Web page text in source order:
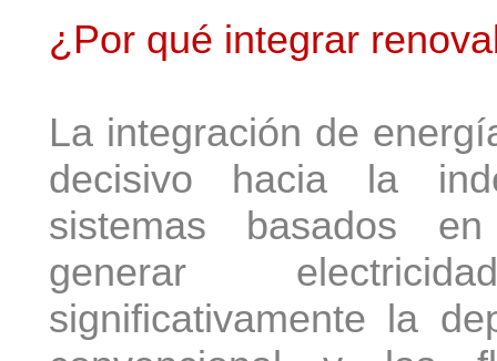
¿Por qué integrar
La integración de
decisivo hacia la
sistemas basados
generar
significativamente la